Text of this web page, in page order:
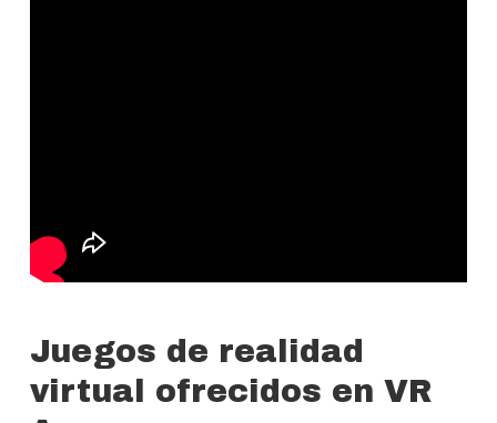
Juegos de realidad
virtual ofrecidos en VR